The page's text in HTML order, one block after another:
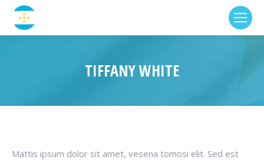
TIFFANY WHITE
Mattis ipsum dolor sit amet, vesena tomosi elit. Sed est